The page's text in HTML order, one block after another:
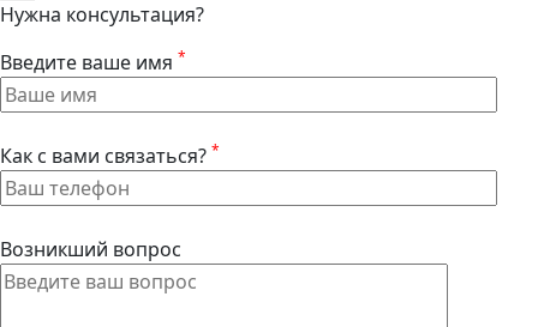
Нужна консультация?
Введите ваше имя *
Как с вами связаться? *
Возникший вопрос